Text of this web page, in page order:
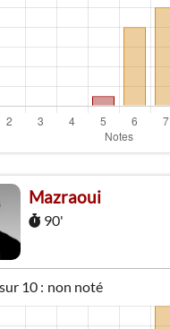
Mazraoui
90'
10 : non noté